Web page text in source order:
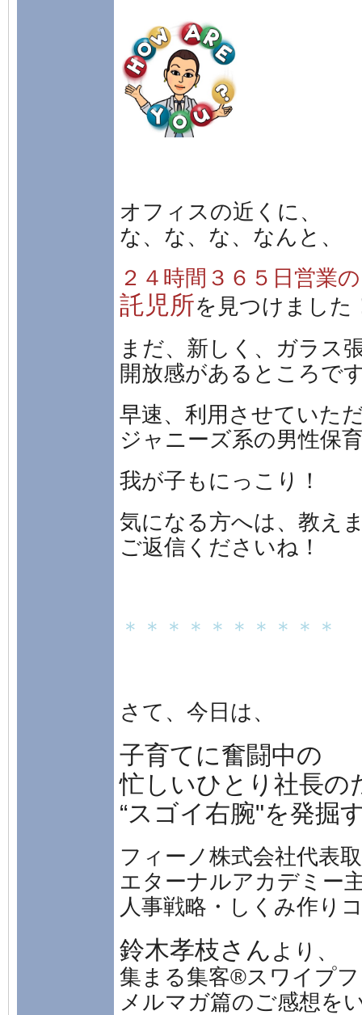
オフィスの近くに、
な、な、な、なんと、
２４時間３６５日営業の
託児所を見つけました
まだ、新しく、ガラス
開放感があるところで
早速、利用させていた
ジャニーズ系の男性保
我が子もにっこり！
気になる方へは、教え
ご返信くださいね！
＊＊＊＊＊＊＊＊＊＊
さて、今日は、
子育てに奮闘中の
忙しいひとり社長の
“スゴイ右腕"を発掘
フィーノ株式会社代表
エターナルアカデミー
人事戦略・しくみ作り
鈴木孝枝さん より、
集まる集客®スワイプ
メルマガ篇のご感想を